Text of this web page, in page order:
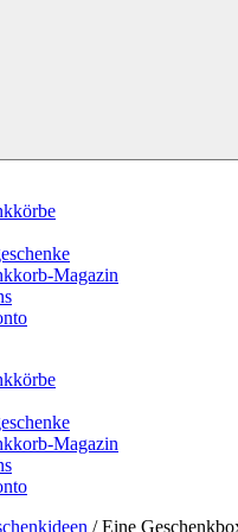
Magazin
Magazin
/ Eine